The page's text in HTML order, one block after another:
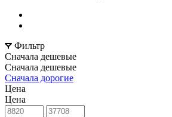
Фильтр
Сначала дешевые
Сначала дешевые
Сначала дорогие
Цена
Цена